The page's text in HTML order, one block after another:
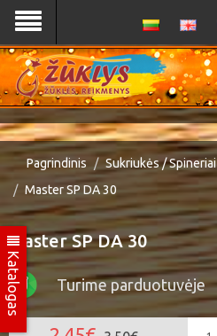
Katalogas
Pagrindinis Sukriukės / Spineriai
Master SP DA 30
Master SP DA 30
Turime parduotuvėje